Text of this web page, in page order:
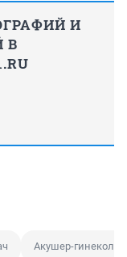
И
В
Акушер-гинеколог